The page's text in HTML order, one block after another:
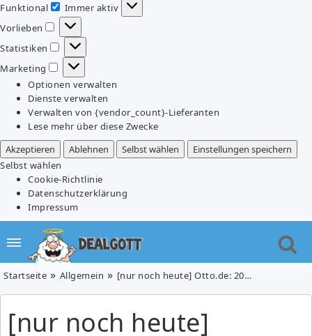
Funktional
Funktional
Immer aktiv
Vorlieben
Vorlieben
Statistiken
Statistiken
Marketing
Marketing
Optionen verwalten
Dienste verwalten
Verwalten von {vendor_count}-Lieferanten
Lese mehr über diese Zwecke
Akzeptieren
Ablehnen Selbst wählen
Einstellungen speichern
Selbst wählen
Cookie-Richtlinie
Datenschutzerklärung
Impressum
Startseite Allgemein [nur noch heute] Otto.de: 20% Rabatt auf die Kategorie Wohnen, Heimtextilien sowie Baumarkt, so z.B. Philips Luftbefeuchter HU4811/10 2000 für 87,20€
[nur noch heute]